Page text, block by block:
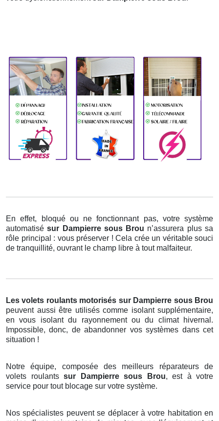
En effet, bloqué ou ne fonctionnant pas, votre système
automatisésur Dampierre sous Brou n’assurera plus sa
rôle principal : vous préserver ! Cela crée un véritable souci
de tranquillité, ouvrant le champ libre à tout malfaiteur.
Les volets roulants motorisés sur Dampierre sous Brou
peuvent aussi être utilisés comme isolant supplémentaire,
en vous isolant du rayonnement ou du climat hivernal.
Impossible, donc, de abandonner vos systèmes dans cet
situation !
Notre équipe, composée des meilleurs réparateurs de
volets roulants sur Dampierre sous Brou, est à votre
service pour tout blocage sur votre système.
Nos spécialistes peuvent se déplacer à votre habitation en